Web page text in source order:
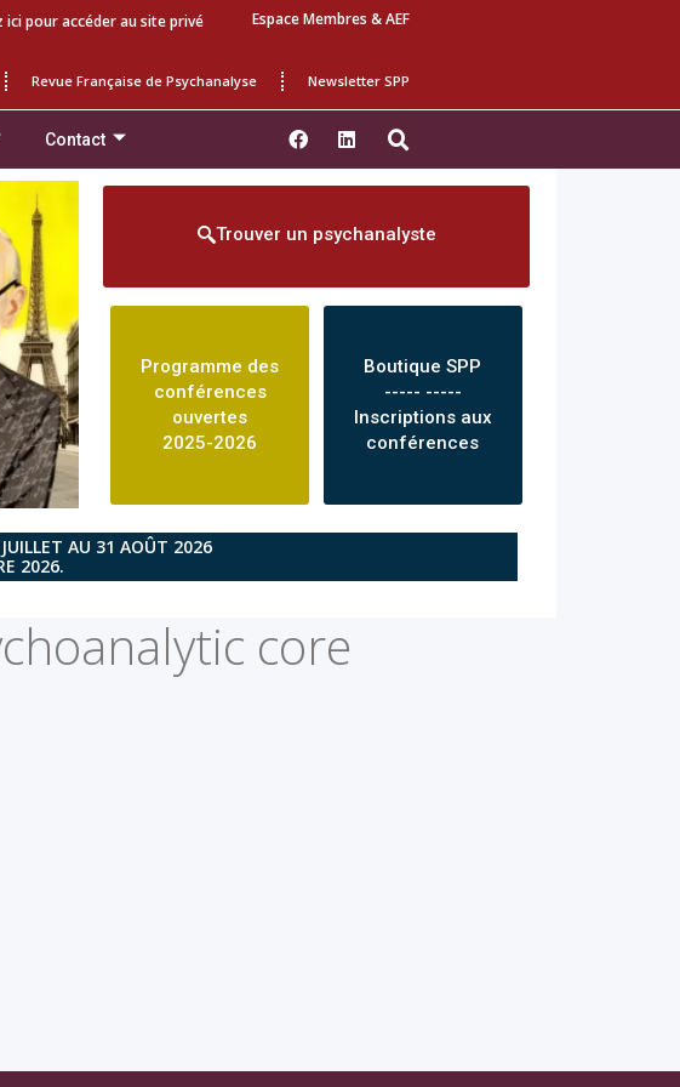
ici pour accéder au site privé Espace Membres & AEF
Revue Française de Psychanalyse Newsletter SPP
Contact
Trouver un psychanalyste
Programme des
conférences
ouvertes
2025-2026
Boutique SPP
----- -----
Inscriptions aux
conférences
JUILLET AU 31 AOÛT 2026
2026.
core